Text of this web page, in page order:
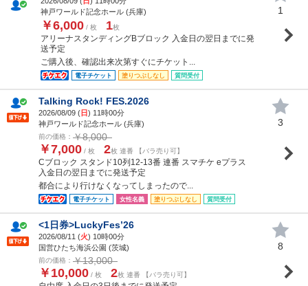
神戸ワールド記念ホール (兵庫)
￥6,000 / 枚 1枚
アリーナスタンディングBブロック 入金日の翌日までに発
送予定
ご購入後、確認出来次第すぐにチケット...
電子チケット 塗りつぶしなし 質問受付
1
Talking Rock! FES.2026
2026/08/09 (日) 11時00分
神戸ワールド記念ホール (兵庫)
前の価格： ￥8,000
￥7,000 / 枚 2枚 連番 【バラ売り可】
Cブロック スタンド10列12-13番 連番 スマチケ eプラス
入金日の翌日までに発送予定
都合により行けなくなってしまったので...
電子チケット 女性名義 塗りつぶしなし 質問受付
3
<1日券>LuckyFes’26
2026/08/11 (火) 10時00分
国営ひたち海浜公園 (茨城)
前の価格： ￥13,000
￥10,000 / 枚 2枚 連番 【バラ売り可】
8